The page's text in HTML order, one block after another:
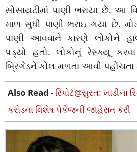
સોસાયટીમાં પાણી ભરાયા છે. આ
માળ સુધી પાણી ભરાઇ ગયા છે.
પાણી આવવાને કારણે લોકોને
પડ્યો હતો. લોકોનું રેસ્ક્યૂ કરવા
બ્રિગેડને કોલ મળતા આવી પહોંચતા
Also Read - રિપોર્ટ@સુરત: ખાડીના
કરોડના વિશેષ પેકેજની જાહેરાત કરી